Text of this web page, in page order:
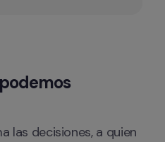
las decisiones, a quien